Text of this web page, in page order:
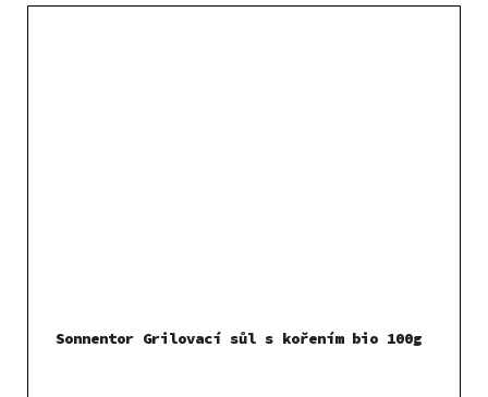
Sonnentor Grilovací sůl s kořením bio 100g